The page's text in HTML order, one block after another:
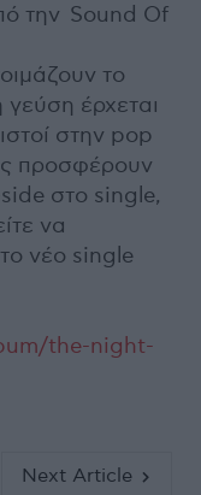
την Sound Of
το
έρχεται
στην pop
προσφέρουν
στο single,
να
νέο single
the-night-
Next Article